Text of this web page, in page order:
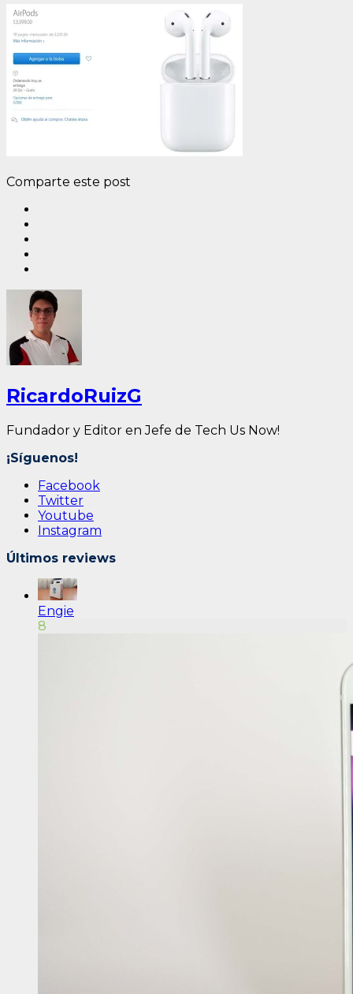
Comparte este post
RicardoRuizG
Fundador y Editor en Jefe de Tech Us Now!
¡Síguenos!
Facebook
Twitter
Youtube
Instagram
Últimos reviews
Engie
8